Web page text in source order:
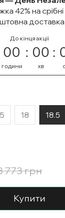
42% на
До кінця акції
00
години
00
хв
18 18.5
773 грн
Купити